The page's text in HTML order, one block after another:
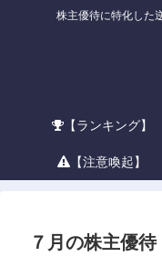
株主優待に特化した
【ランキング】
【注意喚起】
７月の株主優待